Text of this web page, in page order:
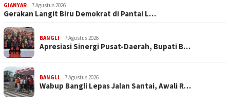
GIANYAR 7 Agustus 2026
Gerakan Langit Biru Demokrat di Pantai L…
BANGLI 7 Agustus 2026
Apresiasi Sinergi Pusat-Daerah, Bupati B…
BANGLI 7 Agustus 2026
Wabup Bangli Lepas Jalan Santai, Awali R…